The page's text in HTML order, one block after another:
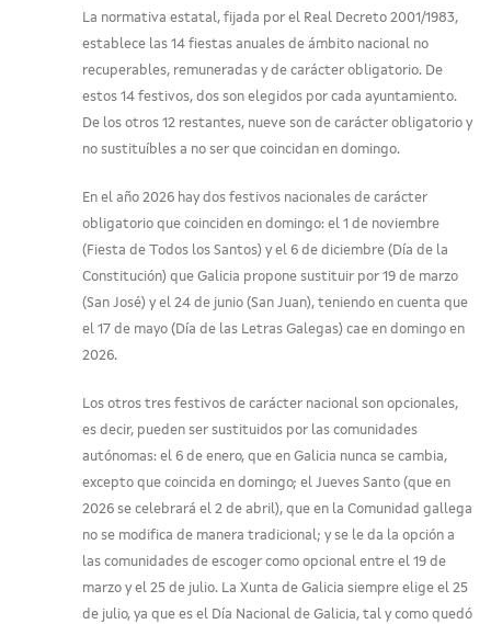
La normativa estatal, fijada por el Real Decreto 2001/1983,
establece las 14 fiestas anuales de ámbito nacional no
recuperables, remuneradas y de carácter obligatorio. De
estos 14 festivos, dos son elegidos por cada ayuntamiento.
De los otros 12 restantes, nueve son de carácter obligatorio y
no sustituíbles a no ser que coincidan en domingo.
En el año 2026 hay dos festivos nacionales de carácter
obligatorio que coinciden en domingo: el 1 de noviembre
(Fiesta de Todos los Santos) y el 6 de diciembre (Día de la
Constitución) que Galicia propone sustituir por 19 de marzo
(San José) y el 24 de junio (San Juan), teniendo en cuenta que
el 17 de mayo (Día de las Letras Galegas) cae en domingo en
2026.
Los otros tres festivos de carácter nacional son opcionales,
es decir, pueden ser sustituidos por las comunidades
autónomas: el 6 de enero, que en Galicia nunca se cambia,
excepto que coincida en domingo; el Jueves Santo (que en
2026 se celebrará el 2 de abril), que en la Comunidad gallega
no se modifica de manera tradicional; y se le da la opción a
las comunidades de escoger como opcional entre el 19 de
marzo y el 25 de julio. La Xunta de Galicia siempre elige el 25
de julio, ya que es el Día Nacional de Galicia, tal y como quedó